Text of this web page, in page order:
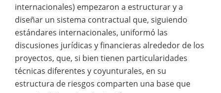
internacionales) empezaron a estructurar y a
diseñar un sistema contractual que, siguiendo
estándares internacionales, uniformó las
discusiones jurídicas y financieras alrededor de los
proyectos, que, si bien tienen particularidades
técnicas diferentes y coyunturales, en su
estructura de riesgos comparten una base que